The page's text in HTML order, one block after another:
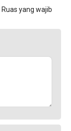
Ruas yang wajib